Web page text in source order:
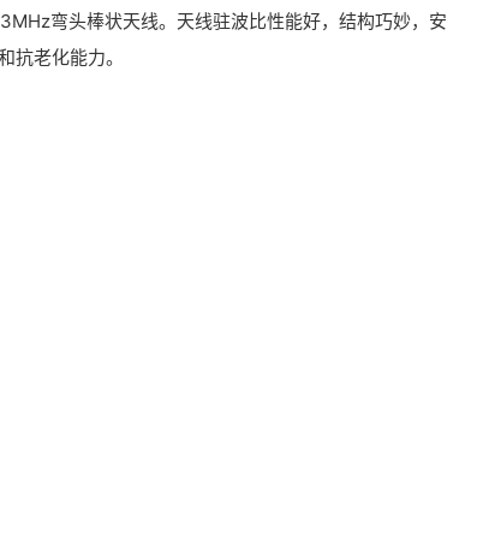
弯头棒状天线。天线驻波比性能好，结构巧妙，安
抗老化能力。